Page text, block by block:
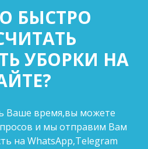
БЫСТРО
УБОРКИ НА
Ваше время,вы можете
и мы отправим Вам
на WhatsApp,Telegram